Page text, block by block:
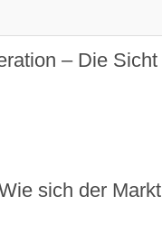
– Die Sicht
sich der Markt